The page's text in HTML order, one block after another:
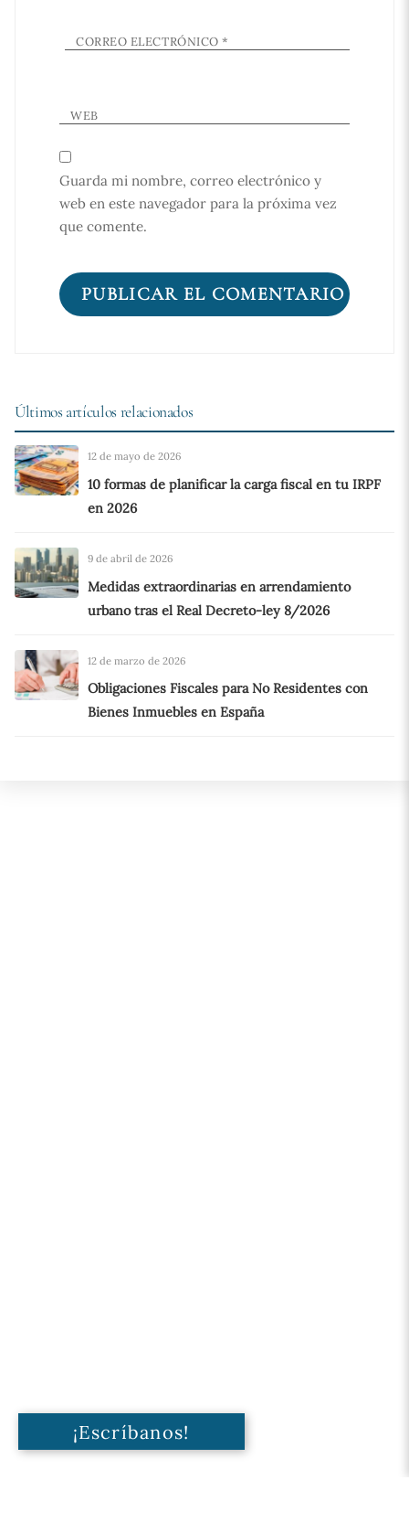
CORREO ELECTRÓNICO*
WEB
Guarda mi nombre, correo electrónico y
web en este navegador para la próxima vez
que comente.
Últimos artículos relacionados
12 de mayo de 2026
10 formas de planificar la carga fiscal en tu IRPF
en 2026
9 de abril de 2026
Medidas extraordinarias en arrendamiento
urbano tras el Real Decreto-ley 8/2026
12 de marzo de 2026
Obligaciones Fiscales para No Residentes con
Bienes Inmuebles en España
¡Escríbanos!